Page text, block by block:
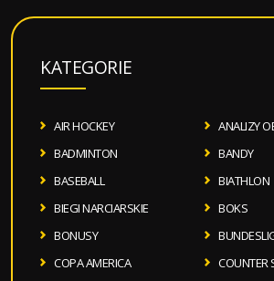
KATEGORIE
AIR HOCKEY
ANALIZY
BADMINTON
BANDY
BASEBALL
BIATHLON
BIEGI NARCIARSKIE
BOKS
BONUSY
COPA AMERICA
COUNTER